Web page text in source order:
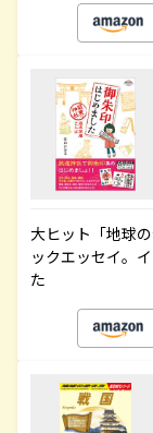
大ヒット「地球
ックエッセイ。
た